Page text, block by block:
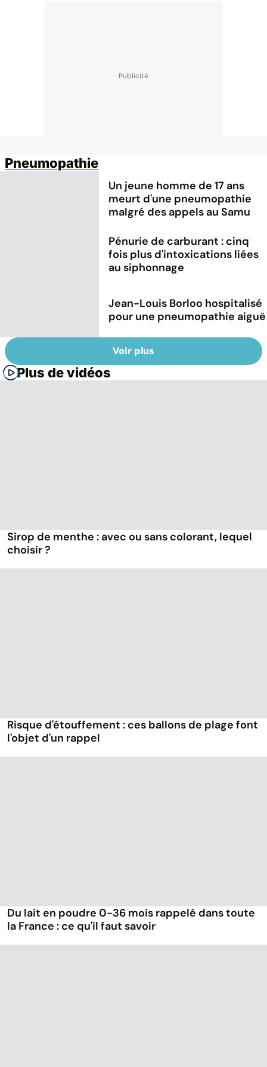
Pneumopathie
Un jeune homme de 17 ans
meurt d'une pneumopathie
malgré des appels au Samu
Pénurie de carburant : cinq
fois plus d'intoxications liées
au siphonnage
Jean-Louis Borloo hospitalisé
pour une pneumopathie aiguë
Voir plus
Plus de vidéos
Sirop de menthe : avec ou sans colorant, lequel
choisir ?
Risque d'étouffement : ces ballons de plage font
l'objet d'un rappel
Du lait en poudre 0-36 mois rappelé dans toute
la France : ce qu'il faut savoir